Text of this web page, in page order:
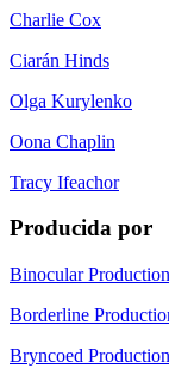
Charlie Cox
Ciarán Hinds
Olga Kurylenko
Oona Chaplin
Tracy Ifeachor
Producida por
Binocular
Borderline
Bryncoed